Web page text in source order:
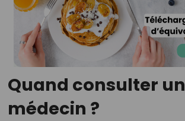
Quand consulter un
médecin ?